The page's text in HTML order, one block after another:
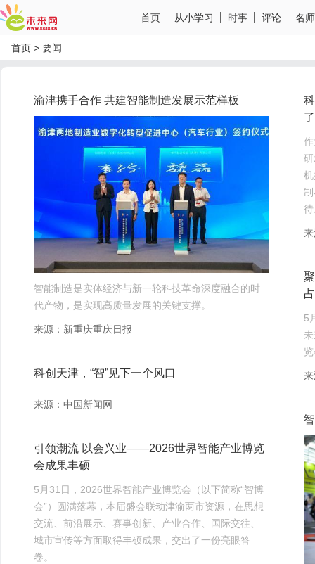
首页 从小学习 时事 评论 名
首页 > 要闻
渝津携手合作 共建智能制造发展示范样板
智能制造是实体经济与新一轮科技革命深度融合的时
代产物，是实现高质量发展的关键支撑。
来源：新重庆重庆日报
科创天津，“智”见下一个风口
来源：中国新闻网
引领潮流 以会兴业——2026世界智能产业博览
会成果丰硕
5月31日，2026世界智能产业博览会（以下简称“智博
会”）圆满落幕，本届盛会联动津渝两市资源，在思想
交流、前沿展示、赛事创新、产业合作、国际交往、
城市宣传等方面取得丰硕成果，交出了一份亮眼答
卷。
5